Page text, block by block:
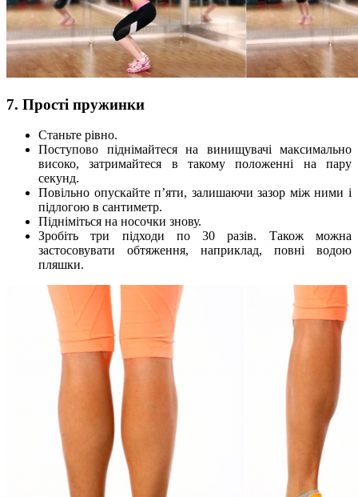
7. Прості пружинки
Станьте рівно.
Поступово піднімайтеся на винищувачі максимально
високо, затримайтеся в такому положенні на пару
секунд.
Повільно опускайте п’яти, залишаючи зазор між ними і
підлогою в сантиметр.
Підніміться на носочки знову.
Зробіть три підходи по 30 разів. Також можна
застосовувати обтяження, наприклад, повні водою
пляшки.